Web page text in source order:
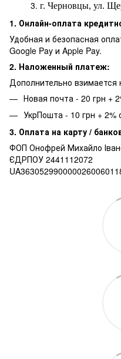
г. Черновцы, ул.
1. Онлайн-оплата
Удобная и безопасная
Google Pay и Apple Pay.
2. Наложенный платеж:
Дополнительно взимается
Новая почта - 20 грн +
УкрПошта - 10 грн +
3. Оплата на карту /
ФОП Онофрей Михайло
ЄДРПОУ 2441112072